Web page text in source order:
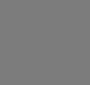
płatności